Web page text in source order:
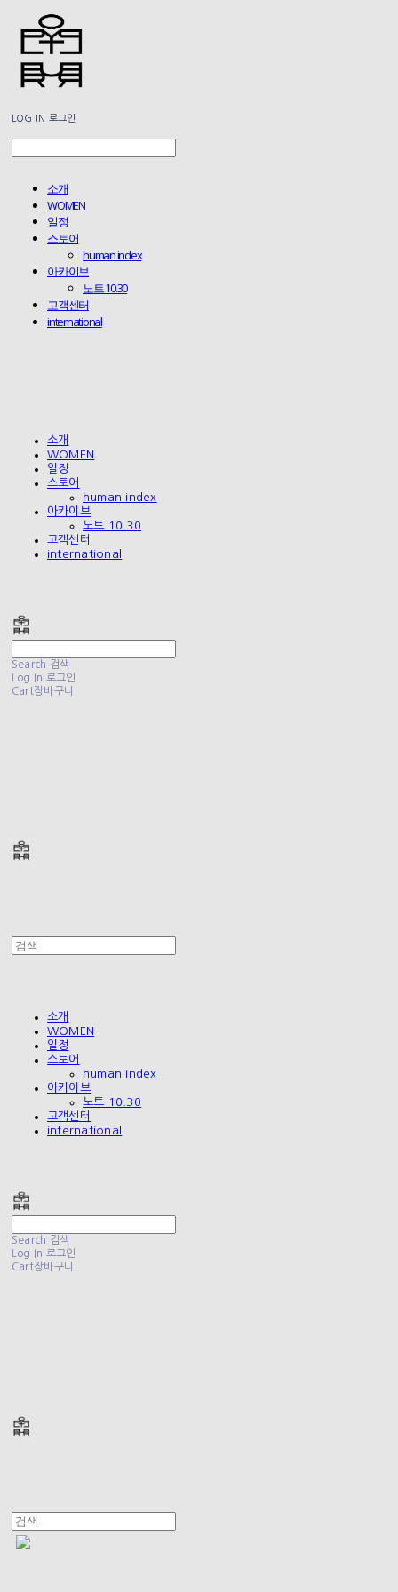
LOG IN 로그인
소개
WOMEN
일정
스토어
human index
아카이브
노트 10.30
고객센터
international
소개
WOMEN
일정
스토어
human index
아카이브
노트 10.30
고객센터
international
Search 검색
Log In 로그인
Cart장바구니
소개
WOMEN
일정
스토어
human index
아카이브
노트 10.30
고객센터
international
Search 검색
Log In 로그인
Cart장바구니